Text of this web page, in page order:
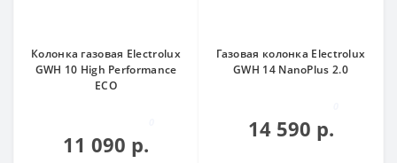
Колонка газовая Electrolux
GWH 10 High Performance
ECO
11 090 р.
Газовая колонка Electrolux
GWH 14 NanoPlus 2.0
14 590 р.